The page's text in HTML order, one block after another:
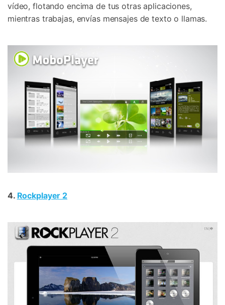
vídeo, flotando encima de tus otras aplicaciones,
mientras trabajas, envías mensajes de texto o llamas.
4. Rockplayer 2